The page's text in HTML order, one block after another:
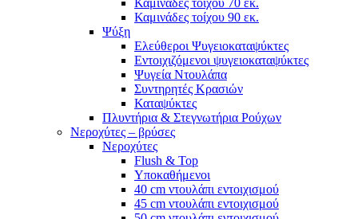
Καμινάδες τοίχου 70 εκ.
Καμινάδες τοίχου 90 εκ.
Ψύξη
Ελεύθεροι Ψυγειοκαταψύκτες
Εντοιχιζόμενοι ψυγειοκαταψύκτες
Ψυγεία Ντουλάπα
Συντηρητές Κρασιών
Καταψύκτες
Πλυντήρια & Στεγνωτήρια Ρούχων
Νεροχύτες – βρύσες
Νεροχύτες
Flush & Top
Υποκαθήμενοι
40 cm ντουλάπι εντοιχισμού
45 cm ντουλάπι εντοιχισμού